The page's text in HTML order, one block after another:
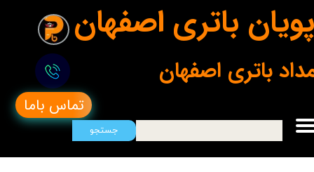
پویان باتری اصفهان
تماس باما
جستجو
باتری اصفهان